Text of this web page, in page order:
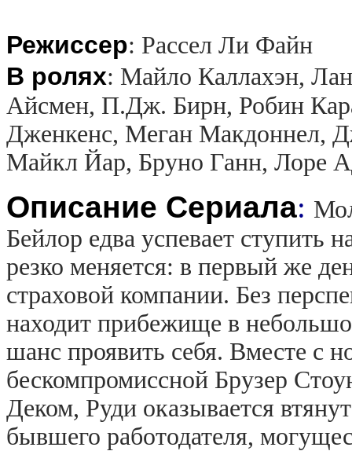
Режиссер: Рассел Ли Файн
В ролях: Майло Каллахэн,
Айсмен, П.Дж. Бирн, Робин
Дженкенс, Меган Макдоннел,
Майкл Йар, Бруно Ганн, Лоре
Описание Сериала:
Бейлор едва успевает ступить
резко меняется: в первый же
страховой компании. Без
находит прибежище в
шанс проявить себя. Вместе с
бескомпромиссной Брузер
Деком, Руди оказывается
бывшего работодателя,